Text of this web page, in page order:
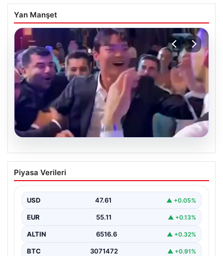
Yan Manşet
05.08.2026
Beşiktaşlı Hyeon-gyu Oh’un düğün
dansında yakaladığı coşku
düzenlediği düğünde sahneye çıkarak eğlenceli bir
dans performansı…
Piyasa Verileri
USD 47.61 ▲ +0.05%
EUR 55.11 ▲ +0.13%
ALTIN 6516.6 ▲ +0.32%
BTC 3071472 ▲ +0.91%